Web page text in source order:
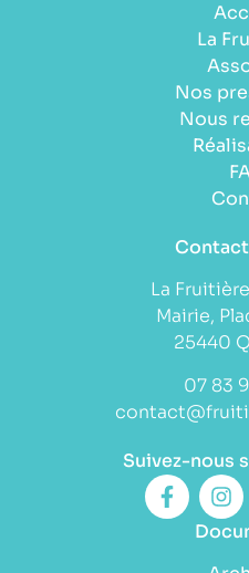
La
Nos
Nous
La
Mairie,
25440
07 83
Suivez-nous